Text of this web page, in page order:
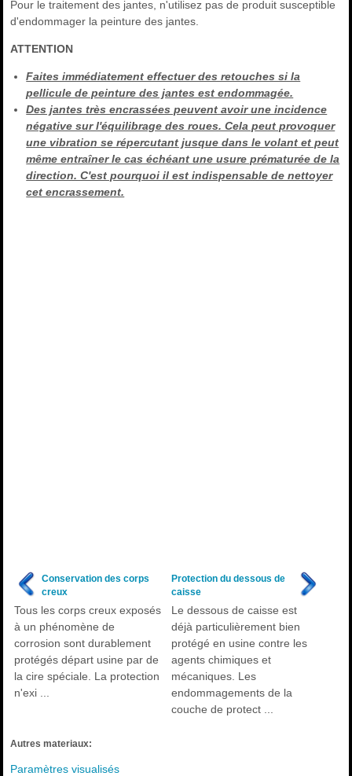
Pour le traitement des jantes, n'utilisez pas de produit susceptible
d'endommager la peinture des jantes.
ATTENTION
Faites immédiatement effectuer des retouches si la
pellicule de peinture des jantes est endommagée.
Des jantes très encrassées peuvent avoir une incidence
négative sur l'équilibrage des roues. Cela peut provoquer
une vibration se répercutant jusque dans le volant et peut
même entraîner le cas échéant une usure prématurée de la
direction. C'est pourquoi il est indispensable de nettoyer
cet encrassement.
Conservation des corps
creux
Tous les corps creux exposés
à un phénomène de
corrosion sont durablement
protégés départ usine par de
la cire spéciale. La protection
n'exi ...
Protection du dessous de
caisse
Le dessous de caisse est
déjà particulièrement bien
protégé en usine contre les
agents chimiques et
mécaniques. Les
endommagements de la
couche de protect ...
Autres materiaux:
Paramètres visualisés